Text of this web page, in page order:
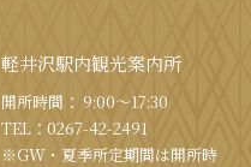
軽井沢駅内観光案内所
開所時間： 9:00〜17:30
TEL： 0267-42-2491
※GW・夏季所定期間は開所時